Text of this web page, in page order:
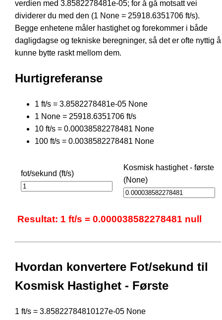
verdien med 3.8582278481e-05; for å gå motsatt vei
dividerer du med den (1 None = 25918.6351706 ft/s).
Begge enhetene måler hastighet og forekommer i både
dagligdagse og tekniske beregninger, så det er ofte nyttig å
kunne bytte raskt mellom dem.
Hurtigreferanse
1 ft/s = 3.8582278481e-05 None
1 None = 25918.6351706 ft/s
10 ft/s = 0.00038582278481 None
100 ft/s = 0.0038582278481 None
fot/sekund (ft/s)
Kosmisk hastighet - første
(None)
Resultat: 1 ft/s = 0.000038582278481 null
Hvordan konvertere Fot/sekund til
Kosmisk Hastighet - Første
1 ft/s = 3.85822784810127e-05 None